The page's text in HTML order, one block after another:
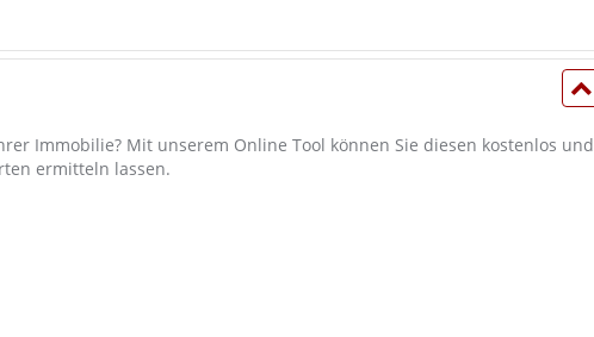
Immobilie? Mit unserem Online Tool können Sie diesen kostenlos und
ermitteln lassen.